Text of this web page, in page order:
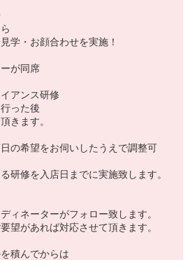
学・お顔合わせを実施！
が同席
アンス研修
った後
きます。
の希望をお伺いしたうえで調整可
研修を入店日までに実施致します。
ィネーターがフォロー致します。
望があれば対応させて頂きます。
積んでからは